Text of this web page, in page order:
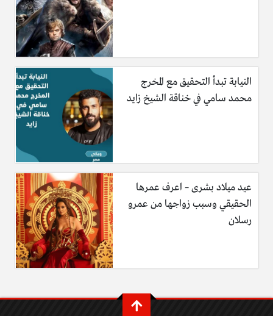
النيابة تبدأ التحقيق مع المخرج
محمد سامي في خناقة الشيخ زايد
عيد ميلاد بشرى – اعرف عمرها
الحقيقي وسبب زواجها من عمرو
رسلان